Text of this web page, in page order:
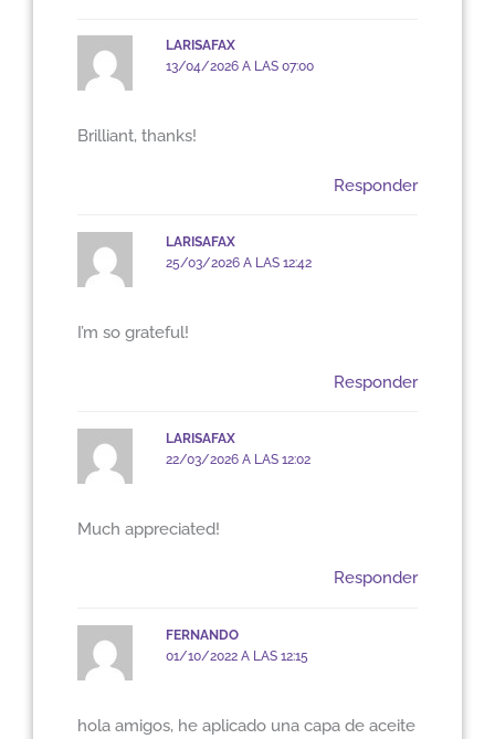
LARISAFAX
13/04/2026 A LAS 07:00
Brilliant, thanks!
Responder
LARISAFAX
25/03/2026 A LAS 12:42
I’m so grateful!
Responder
LARISAFAX
22/03/2026 A LAS 12:02
Much appreciated!
Responder
FERNANDO
01/10/2022 A LAS 12:15
hola amigos, he aplicado una capa de aceite